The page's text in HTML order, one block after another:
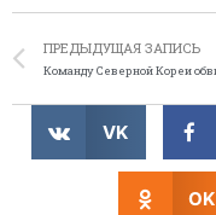
ПРЕДЫДУЩАЯ ЗАПИСЬ
VK
OK